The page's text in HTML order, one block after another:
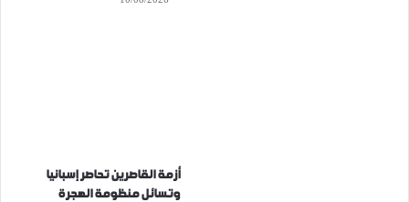
أزمة القاصرين تحاصر إسبانيا
وتسائل منظومة الهجرة